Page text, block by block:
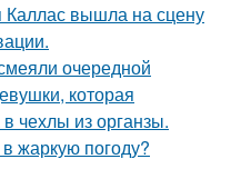
Каллас вышла на сцену
очередной
которая
чехлы из органзы.
жаркую погоду?